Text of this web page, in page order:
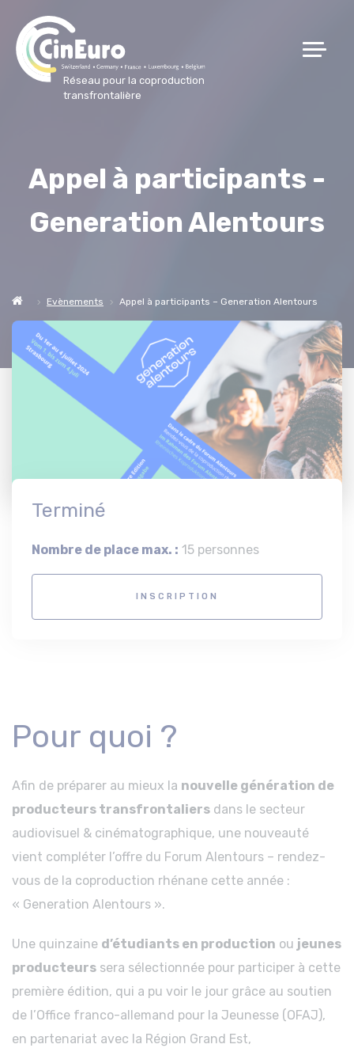
Réseau pour la coproduction
transfrontalière
Appel à participants -
Generation Alentours
Evènements Appel à participants – Generation Alentours
Terminé
Nombre de place max. : 15 personnes
INSCRIPTION
Pour quoi ?
Afin de préparer au mieux la nouvelle génération de
producteurs transfrontaliers dans le secteur
audiovisuel & cinématographique, une nouveauté
vient compléter l’offre du Forum Alentours – rendez-
vous de la coproduction rhénane cette année :
« Generation Alentours ».
Une quinzaine d’étudiants en production ou jeunes
producteurs sera sélectionnée pour participer à cette
première édition, qui a pu voir le jour grâce au soutien
de l’Office franco-allemand pour la Jeunesse (OFAJ),
en partenariat avec la Région Grand Est,